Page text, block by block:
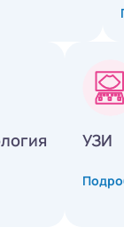
УЗИ